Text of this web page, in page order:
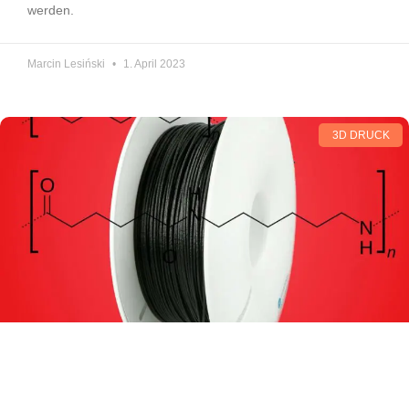
werden.
Marcin Lesiński 1. April 2023
3D DRUCK